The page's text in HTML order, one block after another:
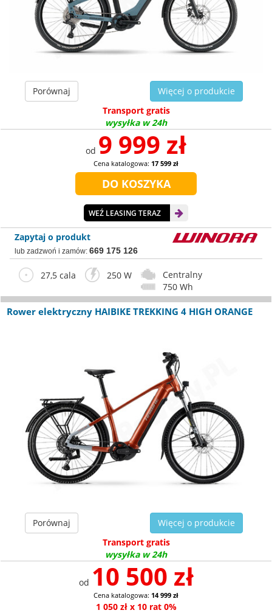
Porównaj
Więcej o produkcie
Transport gratis
wysyłka w 24h
od 9 999 zł
Cena katalogowa: 17 599 zł
WEŹ LEASING TERAZ
Zapytaj o produkt
lub zadzwoń i zamów: 669 175 126
27,5 cala 250 W
Centralny
750 Wh
Rower elektryczny HAIBIKE TREKKING 4 HIGH ORANGE
Porównaj
Więcej o produkcie
Transport gratis
wysyłka w 24h
od 10 500 zł
Cena katalogowa: 14 999 zł
1 050 zł x 10 rat 0%